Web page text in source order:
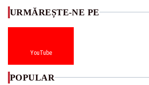
URMĂREȘTE-NE PE
YouTube
POPULAR